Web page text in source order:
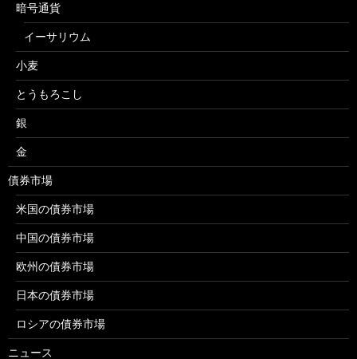
暗号通貨
イーサリウム
小麦
とうもろこし
銀
金
債券市場
米国の債券市場
中国の債券市場
欧州の債券市場
日本の債券市場
ロシアの債券市場
ニュース